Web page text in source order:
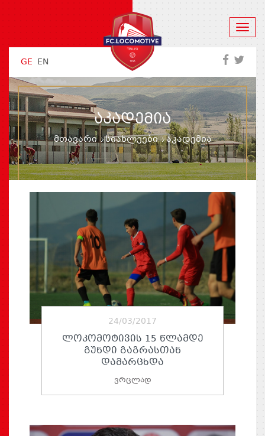
GE EN
ᲐᲙᲐᲓᲔᲛᲘᲐ
მთავარი სიახლეები აკადემია
24/03/2017
ᲚᲝᲙᲝᲛᲝᲢᲘᲕᲘᲡ 15 ᲬᲚᲐᲛᲓᲔ
ᲒᲣᲜᲓᲘ ᲒᲐᲒᲠᲐᲡᲗᲐᲜ
ᲓᲐᲛᲐᲠᲪᲮᲓᲐ
ვრცლად